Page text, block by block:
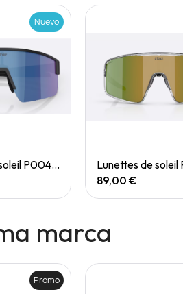
View
Nuevo
Lunettes de soleil P004 Small
Quick View
89,00 €
marca
Promo